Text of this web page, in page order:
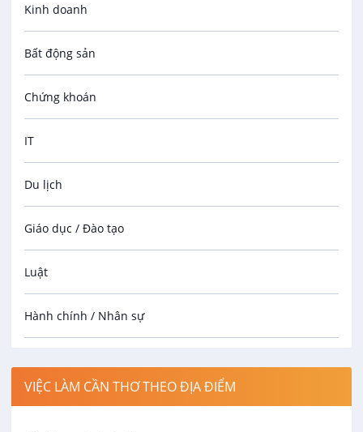
Kinh doanh
Bất động sản
Chứng khoán
IT
Du lịch
Giáo dục / Đào tạo
Luật
Hành chính / Nhân sự
Spa
VIỆC LÀM CẦN THƠ THEO ĐỊA ĐIỂM